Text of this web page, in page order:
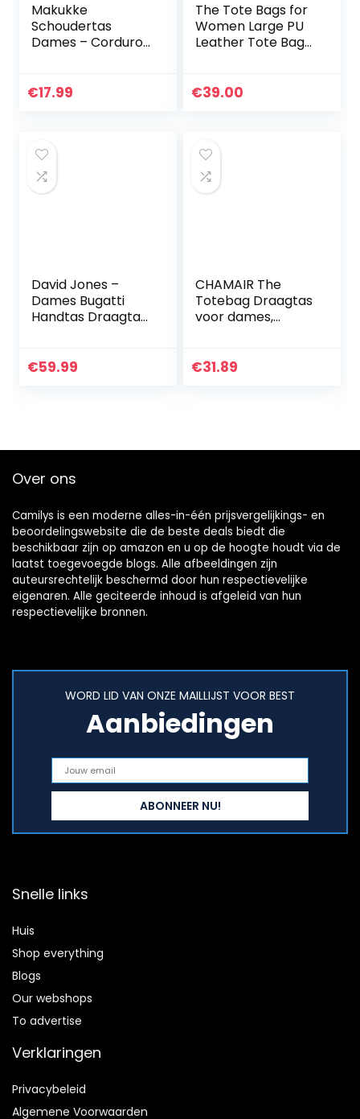
Makukke
Schoudertas
Dames – Corduroy
Shopper Dames
€17.99
The Tote Bags for
Women Large PU
Leather Tote Bag
Top-Handle
€39.00
David Jones –
Dames Bugatti
Handtas Draagtas
– Veel Zakken
€59.99
CHAMAIR The
Totebag Draagtas
voor dames,
met handvat
€31.89
Over ons
Camilys is een moderne alles-in-één prijsvergelijkings- en
beoordelingswebsite die de beste deals biedt die
beschikbaar zijn op amazon en u op de hoogte houdt via de
laatst toegevoegde blogs. Alle afbeeldingen zijn
auteursrechtelijk beschermd door hun respectievelijke
eigenaren. Alle geciteerde inhoud is afgeleid van hun
respectievelijke bronnen.
WORD LID VAN ONZE MAILLIJST VOOR BEST
Aanbiedingen
Snelle links
Huis
Shop everything
Blogs
Our webshops
To advertise
Verklaringen
Privacybeleid
Algemene Voorwaarden